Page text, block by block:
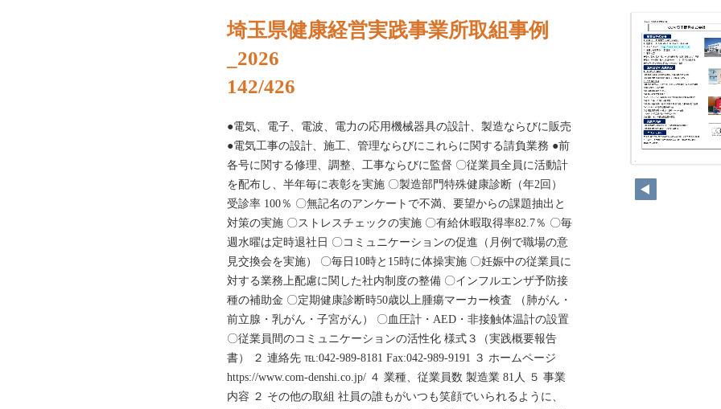
126
埼玉県健康経営実践事業所取組事例
_2026
142/426
●電気、電子、電波、電力の応用機械器具の設計、製造ならびに販売
●電気工事の設計、施工、管理ならびにこれらに関する請負業務 ●前
各号に関する修理、調整、工事ならびに監督 〇従業員全員に活動計
を配布し、半年毎に表彰を実施 〇製造部門特殊健康診断（年2回）
受診率 100％ 〇無記名のアンケートで不満、要望からの課題抽出と
対策の実施 〇ストレスチェックの実施 〇有給休暇取得率82.7％ 〇毎
週水曜は定時退社日 〇コミュニケーションの促進（月例で職場の意
見交換会を実施） 〇毎日10時と15時に体操実施 〇妊娠中の従業員に
対する業務上配慮に関した社内制度の整備 〇インフルエンザ予防接
種の補助金 〇定期健康診断時50歳以上腫瘍マーカー検査 （肺がん・
前立腺・乳がん・子宮がん） 〇血圧計・AED・非接触体温計の設置
〇従業員間のコミュニケーションの活性化 様式３（実践概要報告
書） ２ 連絡先 ℡:042-989-8181 Fax:042-989-9191 ３ ホームページ
https://www.com-denshi.co.jp/ ４ 業種、従業員数 製造業 81人 ５ 事業
内容 ２ その他の取組 社員の誰もがいつも笑顔でいられるように、